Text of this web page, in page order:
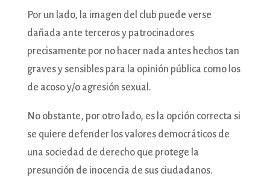
Por un lado, la imagen del club puede verse
dañada ante terceros y patrocinadores
precisamente por no hacer nada antes hechos tan
graves y sensibles para la opinión pública como los
de acoso y/o agresión sexual.
No obstante, por otro lado, es la opción correcta si
se quiere defender los valores democráticos de
una sociedad de derecho que protege la
presunción de inocencia de sus ciudadanos.